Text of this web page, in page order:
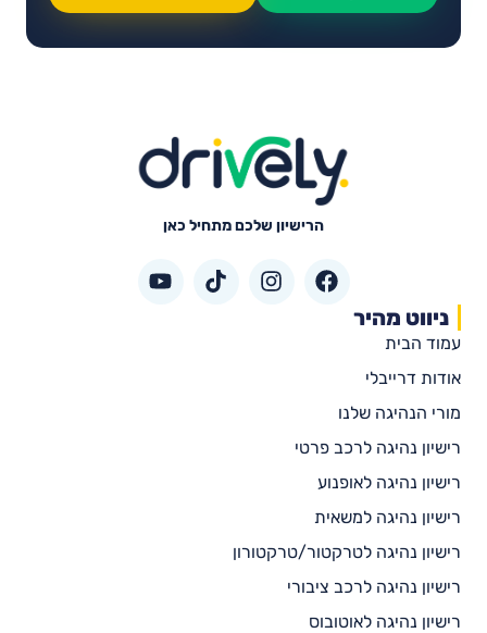
הרישיון שלכם מתחיל כאן
ניווט מהיר
עמוד הבית
אודות דרייבלי
מורי הנהיגה שלנו
רישיון נהיגה לרכב פרטי
רישיון נהיגה לאופנוע
רישיון נהיגה למשאית
רישיון נהיגה לטרקטור/טרקטורון
רישיון נהיגה לרכב ציבורי
רישיון נהיגה לאוטובוס